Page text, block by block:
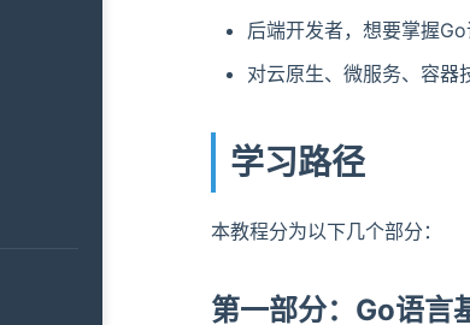
后端开发者，想要掌握
对云原生、微服务、容器
学习路径
本教程分为以下几个部分：
第一部分：Go语言